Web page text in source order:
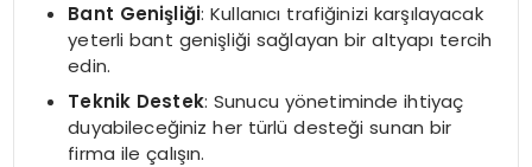
Bant Genişliği: Kullanıcı trafiğinizi karşılayacak
yeterli bant genişliği sağlayan bir altyapı tercih
edin.
Teknik Destek: Sunucu yönetiminde ihtiyaç
duyabileceğiniz her türlü desteği sunan bir
firma ile çalışın.